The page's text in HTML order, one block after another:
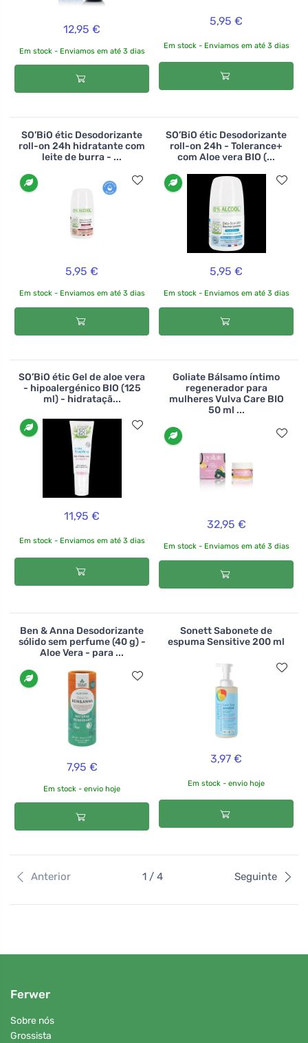
12,95 €
Em stock - Enviamos em até 3 dias
5,95 €
Em stock - Enviamos em até 3 dias
SO’BiO étic Desodorizante
roll-on 24h hidratante com
leite de burra - ...
5,95 €
Em stock - Enviamos em até 3 dias
SO’BiO étic Desodorizante
roll-on 24h - Tolerance+
com Aloe vera BIO (...
5,95 €
Em stock - Enviamos em até 3 dias
SO’BiO étic Gel de aloe vera
- hipoalergénico BIO (125
ml) - hidrataçã...
11,95 €
Em stock - Enviamos em até 3 dias
Goliate Bálsamo íntimo
regenerador para
mulheres Vulva Care BIO
50 ml ...
32,95 €
Em stock - Enviamos em até 3 dias
Ben & Anna Desodorizante
sólido sem perfume (40 g) -
Aloe Vera - para ...
7,95 €
Em stock - envio hoje
Sonett Sabonete de
espuma Sensitive 200 ml
3,97 €
Em stock - envio hoje
Anterior 1 / 4 Seguinte
Ferwer
Sobre nós
Grossista